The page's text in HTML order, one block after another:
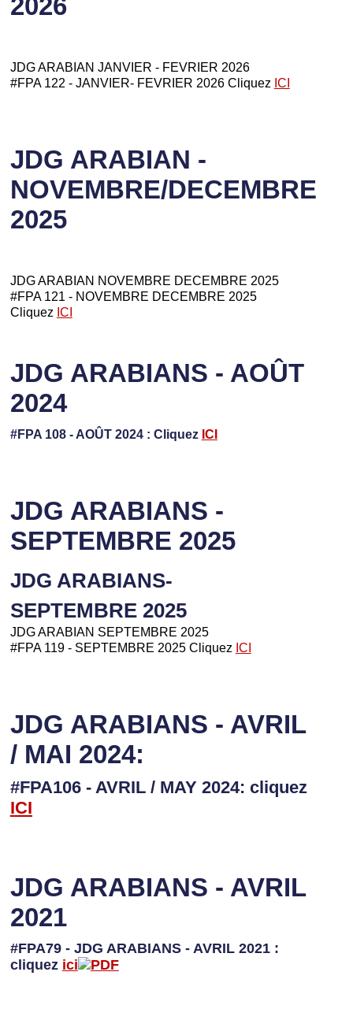
JDG ARABIAN JANVIER - FEVRIER 2026
#FPA 122 - JANVIER- FEVRIER 2026 Cliquez ICI
JDG ARABIAN -
NOVEMBRE/DECEMBRE
2025
JDG ARABIAN NOVEMBRE DECEMBRE 2025
#FPA 121 - NOVEMBRE DECEMBRE 2025
Cliquez ICI
JDG ARABIANS - AOÛT
2024
#FPA 108 - AOÛT 2024 : Cliquez ICI
JDG ARABIANS -
SEPTEMBRE 2025
JDG ARABIANS-
SEPTEMBRE 2025
JDG ARABIAN SEPTEMBRE 2025
#FPA 119 - SEPTEMBRE 2025 Cliquez ICI
JDG ARABIANS - AVRIL
/ MAI 2024:
#FPA106 - AVRIL / MAY 2024: cliquez
ICI
JDG ARABIANS - AVRIL
2021
#FPA79 - JDG ARABIANS - AVRIL 2021 :
cliquez ici